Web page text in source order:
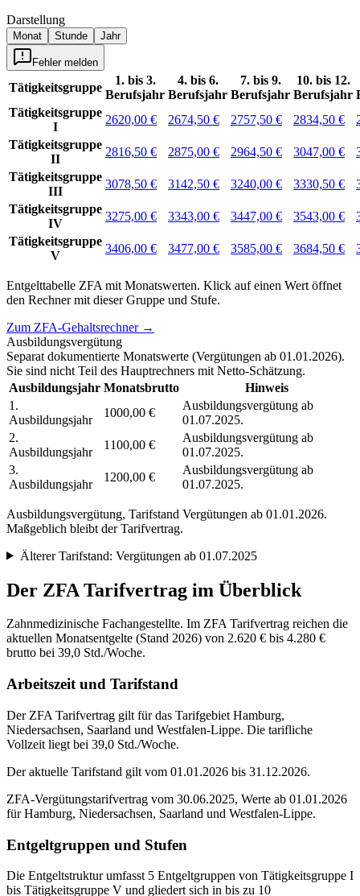
Darstellung
Monat Stunde Jahr
Fehler melden
Tätigkeitsgruppe
1. bis 3.
Berufsjahr
4. bis 6.
Berufsjahr
7. bis 9.
Berufsjahr
10. bis 12.
Berufsjahr
Tätigkeitsgruppe
I
2620,00 € 2674,50 € 2757,50 € 2834,50 €
Tätigkeitsgruppe
II
2816,50 € 2875,00 € 2964,50 € 3047,00 €
Tätigkeitsgruppe
III
3078,50 € 3142,50 € 3240,00 € 3330,50 €
Tätigkeitsgruppe
IV
3275,00 € 3343,00 € 3447,00 € 3543,00 €
Tätigkeitsgruppe
V
3406,00 € 3477,00 € 3585,00 € 3684,50 €
Entgelttabelle ZFA mit Monatswerten. Klick auf einen Wert öffnet
den Rechner mit dieser Gruppe und Stufe.
Zum ZFA-Gehaltsrechner→
Ausbildungsvergütung
Separat dokumentierte Monatswerte (Vergütungen ab 01.01.2026).
Sie sind nicht Teil des Hauptrechners mit Netto-Schätzung.
Ausbildungsjahr Monatsbrutto
Hinweis
1.
Ausbildungsjahr
1000,00 €
Ausbildungsvergütung ab
01.07.2025.
2.
Ausbildungsjahr
1100,00 €
Ausbildungsvergütung ab
01.07.2025.
3.
Ausbildungsjahr
1200,00 €
Ausbildungsvergütung ab
01.07.2025.
Ausbildungsvergütung, Tarifstand Vergütungen ab 01.01.2026.
Maßgeblich bleibt der Tarifvertrag.
Älterer Tarifstand: Vergütungen ab 01.07.2025
Der ZFA Tarifvertrag im Überblick
Zahnmedizinische Fachangestellte. Im ZFA Tarifvertrag reichen die
aktuellen Monatsentgelte (Stand 2026) von 2.620 € bis 4.280 €
brutto bei 39,0 Std./Woche.
Arbeitszeit und Tarifstand
Der ZFA Tarifvertrag gilt für das Tarifgebiet Hamburg,
Niedersachsen, Saarland und Westfalen-Lippe. Die tarifliche
Vollzeit liegt bei 39,0 Std./Woche.
Der aktuelle Tarifstand gilt vom 01.01.2026 bis 31.12.2026.
ZFA-Vergütungstarifvertrag vom 30.06.2025, Werte ab 01.01.2026
für Hamburg, Niedersachsen, Saarland und Westfalen-Lippe.
Entgeltgruppen und Stufen
Die Entgeltstruktur umfasst 5 Entgeltgruppen von Tätigkeitsgruppe I
bis Tätigkeitsgruppe V und gliedert sich in bis zu 10